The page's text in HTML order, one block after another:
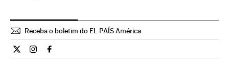
Receba o boletim do EL PAÍS América.
Economia El País Brasil en Twitter
Economia El País Brasil en Instagram
Economia El País Brasil en Facebook